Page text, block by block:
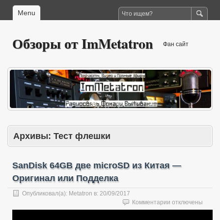
Menu
Обзоры от ImMetatron Фан сайт
Архивы: Тест флешки
SanDisk 64GB две microSD из Китая —
Оригинал или Подделка
Опубликовал(а): Metatron в: 20/09/2017
Комментарии к
записи
отключены